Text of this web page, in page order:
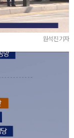
원석진 기자